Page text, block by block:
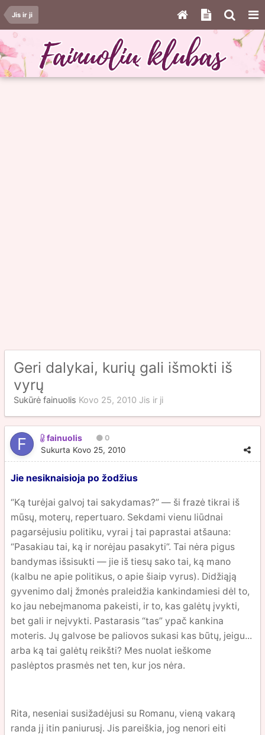
Jis ir ji
Geri dalykai, kurių gali išmokti iš
vyrų
Sukūrė fainuolis Kovo 25, 2010 Jis ir ji
fainuolis 0
Sukurta Kovo 25, 2010
Jie nesiknaisioja po žodžius
“Ką turėjai galvoj tai sakydamas?” — ši frazė tikrai iš
mūsų, moterų, repertuaro. Sekdami vienu liūdnai
pagarsėjusiu politiku, vyrai į tai paprastai atšauna:
“Pasakiau tai, ką ir norėjau pasakyti”. Tai nėra pigus
bandymas išsisukti — jie iš tiesų sako tai, ką mano
(kalbu ne apie politikus, o apie šiaip vyrus). Didžiąją
gyvenimo dalį žmonės praleidžia kankindamiesi dėl to,
ko jau nebeįmanoma pakeisti, ir to, kas galėtų įvykti,
bet gali ir neįvykti. Pastarasis “tas” ypač kankina
moteris. Jų galvose be paliovos sukasi kas būtų, jeigu...
arba ką tai galėtų reikšti? Mes nuolat ieškome
paslėptos prasmės net ten, kur jos nėra.
Rita, neseniai susižadėjusi su Romanu, vieną vakarą
randa jį itin paniurusį. Jis pareiškia, jog nenori eiti